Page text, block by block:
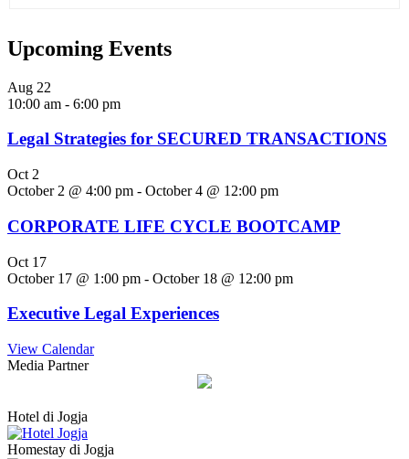
Upcoming Events
Aug 22
10:00 am - 6:00 pm
Legal Strategies for SECURED TRANSACTIONS
Oct 2
October 2 @ 4:00 pm - October 4 @ 12:00 pm
CORPORATE LIFE CYCLE BOOTCAMP
Oct 17
October 17 @ 1:00 pm - October 18 @ 12:00 pm
Executive Legal Experiences
View Calendar
Media Partner
Hotel di Jogja
Homestay di Jogja